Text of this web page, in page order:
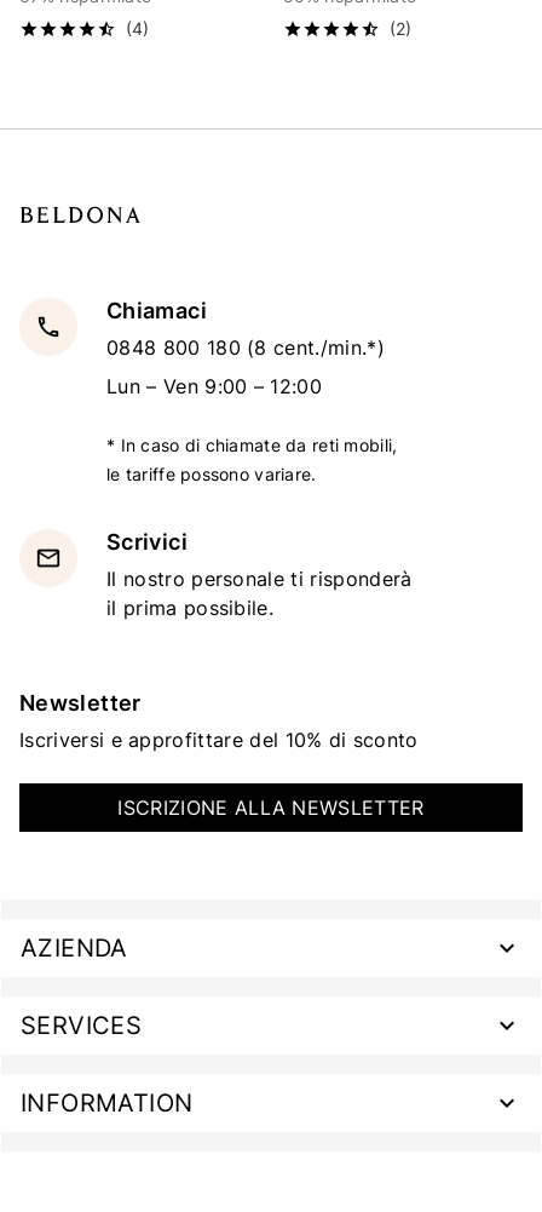
(4)
(2)
local_phone
Chiamaci
0848 800 180 (8 cent./min.*)
Lun – Ven 9:00 – 12:00
* In caso di chiamate da reti mobili,
le tariffe possono variare.
email
Scrivici
Il nostro personale ti risponderà
il prima possibile.
Newsletter
Iscriversi e approfittare del 10% di sconto
ISCRIZIONE ALLA NEWSLETTER
AZIENDA
SERVICES
INFORMATION